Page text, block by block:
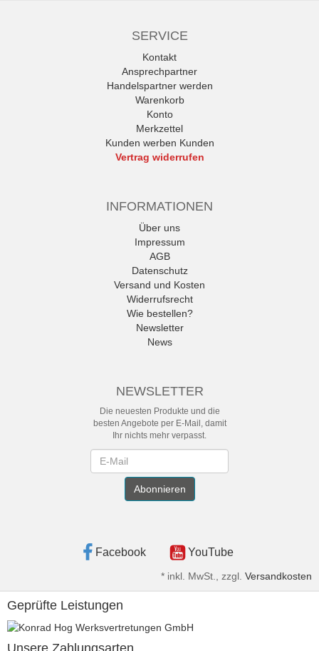
SERVICE
Kontakt
Ansprechpartner
Handelspartner werden
Warenkorb
Konto
Merkzettel
Kunden werben Kunden
Vertrag widerrufen
INFORMATIONEN
Über uns
Impressum
AGB
Datenschutz
Versand und Kosten
Widerrufsrecht
Wie bestellen?
Newsletter
News
NEWSLETTER
Die neuesten Produkte und die
besten Angebote per E-Mail, damit
Ihr nichts mehr verpasst.
Abonnieren
Facebook YouTube
* inkl. MwSt., zzgl. Versandkosten
Geprüfte Leistungen